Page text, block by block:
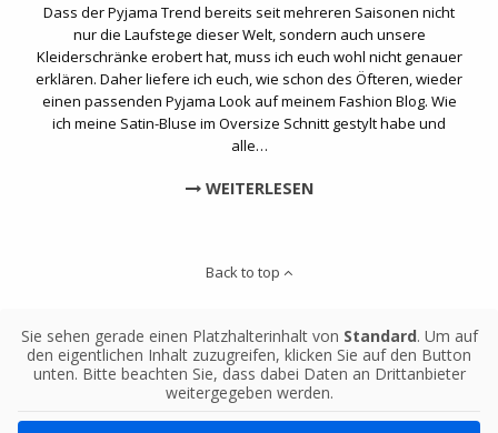
Dass der Pyjama Trend bereits seit mehreren Saisonen nicht
nur die Laufstege dieser Welt, sondern auch unsere
Kleiderschränke erobert hat, muss ich euch wohl nicht genauer
erklären. Daher liefere ich euch, wie schon des Öfteren, wieder
einen passenden Pyjama Look auf meinem Fashion Blog. Wie
ich meine Satin-Bluse im Oversize Schnitt gestylt habe und
alle…
WEITERLESEN
Back to top
Sie sehen gerade einen Platzhalterinhalt von Standard. Um auf
den eigentlichen Inhalt zuzugreifen, klicken Sie auf den Button
unten. Bitte beachten Sie, dass dabei Daten an Drittanbieter
weitergegeben werden.